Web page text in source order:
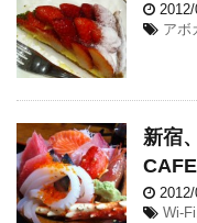
アボ
新宿
CAFE
Wi-Fi